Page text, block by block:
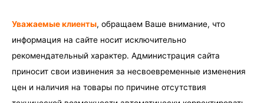
Уважаемые клиенты, обращаем Ваше внимание, что
информация на сайте носит исключительно
рекомендательный характер. Администрация сайта
приносит свои извинения за несвоевременные изменения
цен и наличия на товары по причине отсутствия